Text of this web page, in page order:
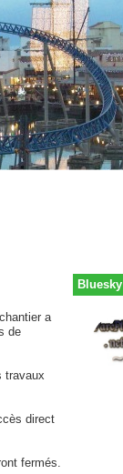
a
de
travaux
direct
fermés.
Bluesky